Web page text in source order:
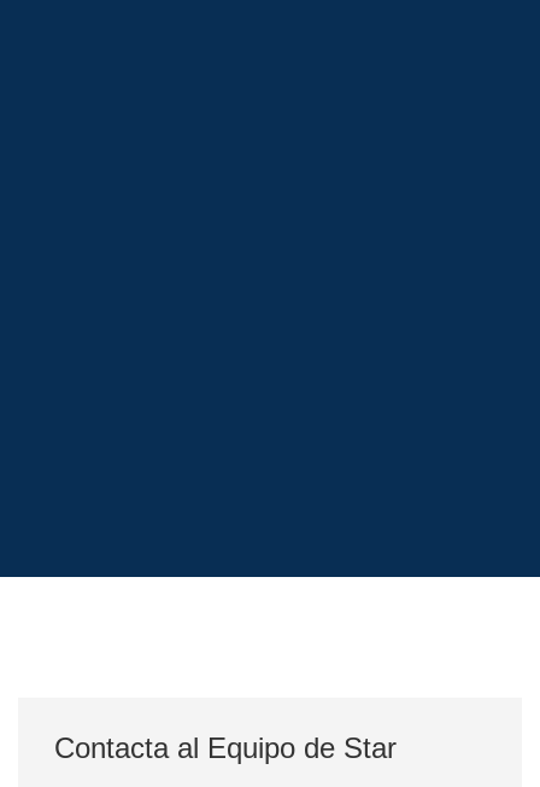
Contacta al Equipo de Star